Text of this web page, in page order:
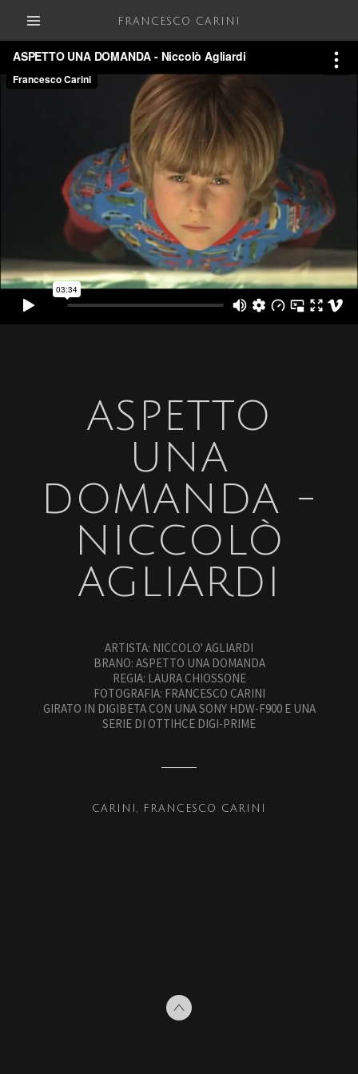
FRANCESCO CARINI
ASPETTO
UNA
DOMANDA -
NICCOLÒ
AGLIARDI
ARTISTA: NICCOLO' AGLIARDI
BRANO: ASPETTO UNA DOMANDA
REGIA: LAURA CHIOSSONE
FOTOGRAFIA: FRANCESCO CARINI
GIRATO IN DIGIBETA CON UNA SONY HDW-F900 E UNA
SERIE DI OTTIHCE DIGI-PRIME
CARINI FRANCESCO CARINI